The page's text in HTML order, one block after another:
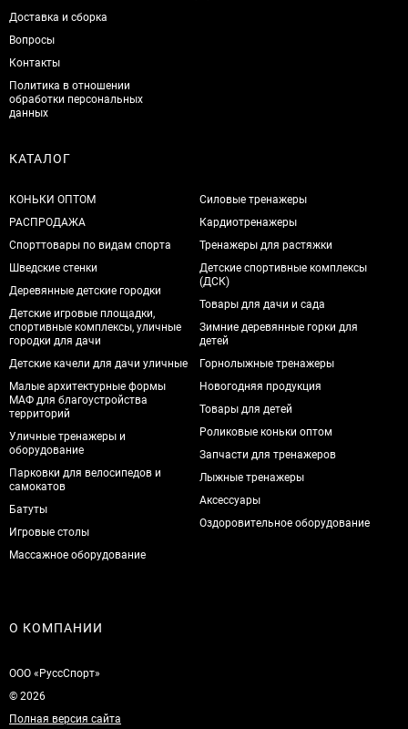
Доставка и сборка
Вопросы
Контакты
Политика в отношении
обработки персональных
данных
КАТАЛОГ
КОНЬКИ ОПТОМ
РАСПРОДАЖА
Спорттовары по видам спорта
Шведские стенки
Деревянные детские городки
Детские игровые площадки,
спортивные комплексы, уличные
городки для дачи
Детские качели для дачи уличные
Малые архитектурные формы
МАФ для благоустройства
территорий
Уличные тренажеры и
оборудование
Парковки для велосипедов и
самокатов
Батуты
Игровые столы
Массажное оборудование
Силовые тренажеры
Кардиотренажеры
Тренажеры для растяжки
Детские спортивные комплексы
(ДСК)
Товары для дачи и сада
Зимние деревянные горки для
детей
Горнолыжные тренажеры
Новогодняя продукция
Товары для детей
Роликовые коньки оптом
Запчасти для тренажеров
Лыжные тренажеры
Аксессуары
Оздоровительное оборудование
О КОМПАНИИ
ООО «РуссСпорт»
© 2026
Полная версия сайта